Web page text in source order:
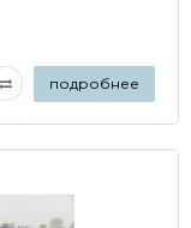
подробнее